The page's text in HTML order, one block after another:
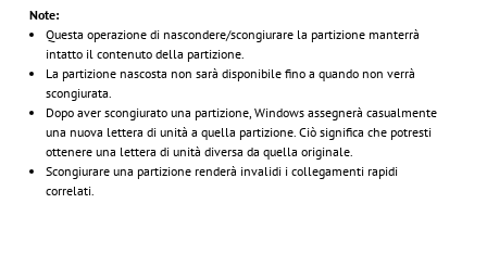
Note:
Questa operazione di nascondere/scongiurare la partizione manterrà
intatto il contenuto della partizione.
La partizione nascosta non sarà disponibile fino a quando non verrà
scongiurata.
Dopo aver scongiurato una partizione, Windows assegnerà casualmente
una nuova lettera di unità a quella partizione. Ciò significa che potresti
ottenere una lettera di unità diversa da quella originale.
Scongiurare una partizione renderà invalidi i collegamenti rapidi
correlati.